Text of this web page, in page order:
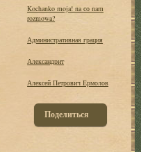
Kochanko moja! na со nam
rozmowa?
Административная грация
Александрит
Алексей Петрович Ермолов
Поделиться